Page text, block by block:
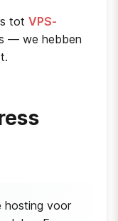
tot VPS-
— we hebben
hosting voor